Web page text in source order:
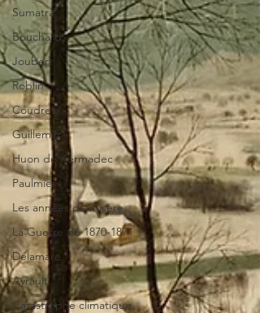
Sumatra
Bouchard
Joubert
Roblin
Coudret
Guillemin
Huon de Kermadec
Paulmier
Les années de misère
La Guerre de 1870-1871
Delamare
Ayrault
Catastrophe climatique